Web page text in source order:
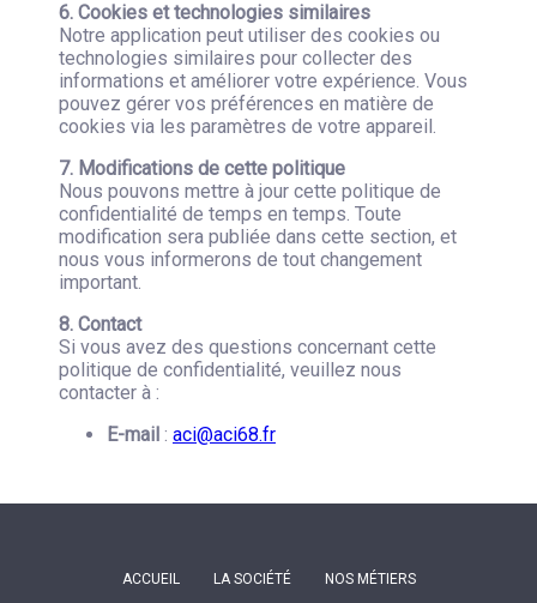
6. Cookies et technologies similaires
Notre application peut utiliser des cookies ou
technologies similaires pour collecter des
informations et améliorer votre expérience. Vous
pouvez gérer vos préférences en matière de
cookies via les paramètres de votre appareil.
7. Modifications de cette politique
Nous pouvons mettre à jour cette politique de
confidentialité de temps en temps. Toute
modification sera publiée dans cette section, et
nous vous informerons de tout changement
important.
8. Contact
Si vous avez des questions concernant cette
politique de confidentialité, veuillez nous
contacter à :
E-mail : aci@aci68.fr
ACCUEIL LA SOCIÉTÉ NOS MÉTIERS